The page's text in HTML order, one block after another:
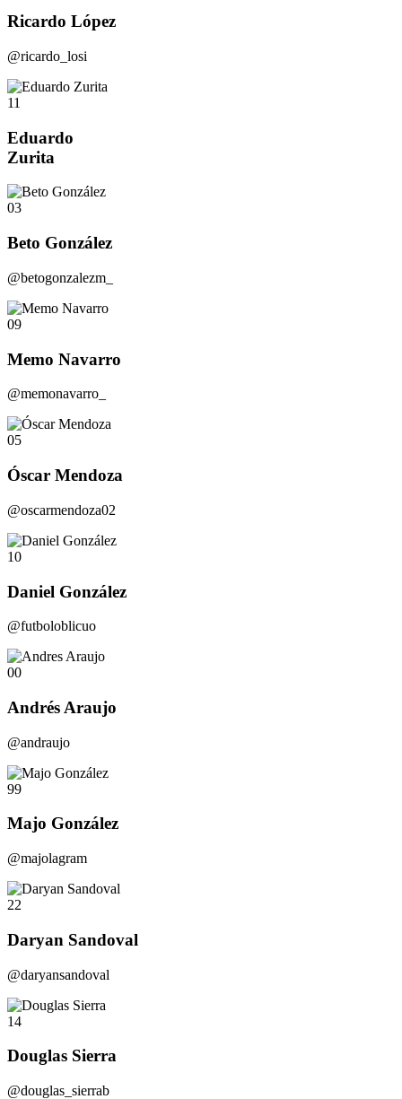
Ricardo López
@ricardo_losi
11
Eduardo
Zurita
03
Beto González
@betogonzalezm_
09
Memo Navarro
@memonavarro_
05
Óscar Mendoza
@oscarmendoza02
10
Daniel González
@futboloblicuo
00
Andrés Araujo
@andraujo
99
Majo González
@majolagram
22
Daryan Sandoval
@daryansandoval
14
Douglas Sierra
@douglas_sierrab